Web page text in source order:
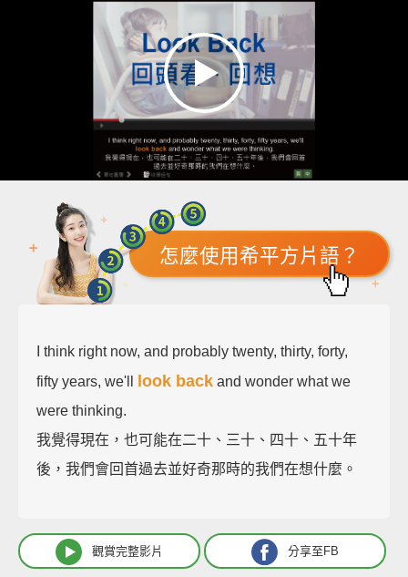
怎麼使用希平方片語？
I think right now, and probably twenty, thirty, forty,
fifty years, we'll
look back and wonder what we
were thinking.
我覺得現在，也可能在二十、三十、四十、五十年
後，我們會回首過去並好奇那時的我們在想什麼。
觀賞完整影片 分享至FB